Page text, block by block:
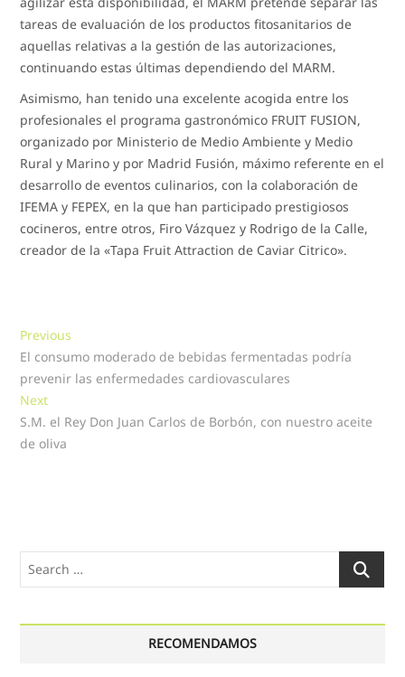
tareas de evaluación de los productos fitosanitarios de
aquellas relativas a la gestión de las autorizaciones,
continuando estas últimas dependiendo del MARM.
Asimismo, han tenido una excelente acogida entre los
profesionales el programa gastronómico FRUIT FUSION,
organizado por Ministerio de Medio Ambiente y Medio
Rural y Marino y por Madrid Fusión, máximo referente en el
desarrollo de eventos culinarios, con la colaboración de
IFEMA y FEPEX, en la que han participado prestigiosos
cocineros, entre otros, Firo Vázquez y Rodrigo de la Calle,
creador de la «Tapa Fruit Attraction de Caviar Citrico».
Navegación
de
entradas
Previous
post:
El consumo moderado de bebidas fermentadas podría
prevenir las enfermedades cardiovasculares
NextNext
post:
S.M. el Rey Don Juan Carlos de Borbón, con nuestro aceite
de oliva
Search
RECOMENDAMOS